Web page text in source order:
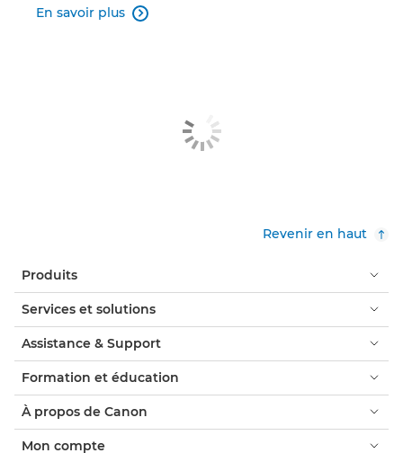
En savoir plus 
Revenir en haut
Produits
Services et solutions
Assistance & Support
Formation et éducation
À propos de Canon
Mon compte